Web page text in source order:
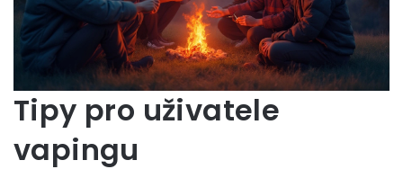
Tipy pro uživatele
vapingu